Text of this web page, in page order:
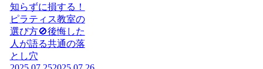
知らずに損する！
ピラティス教室の
選び方🚫後悔した
人が語る共通の落
とし穴